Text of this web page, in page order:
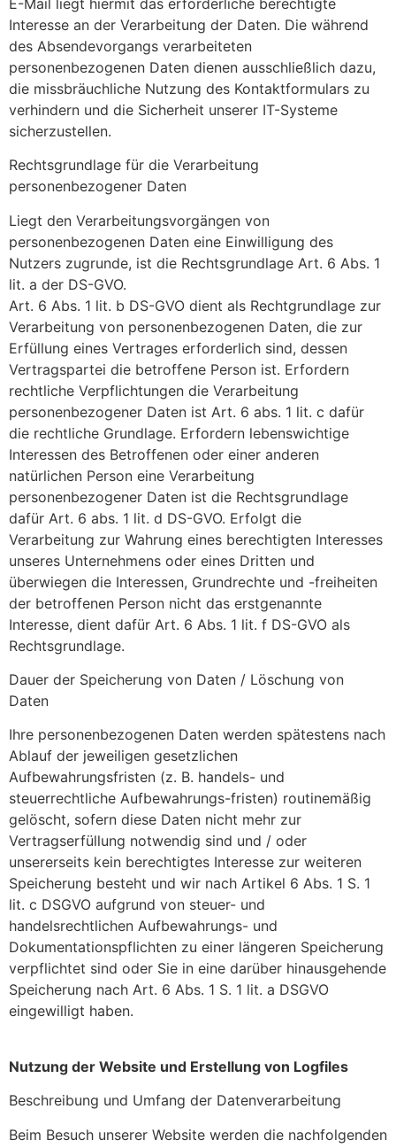
Interesse an der Verarbeitung der Daten. Die während
des Absendevorgangs verarbeiteten
personenbezogenen Daten dienen ausschließlich dazu,
die missbräuchliche Nutzung des Kontaktformulars zu
verhindern und die Sicherheit unserer IT-Systeme
sicherzustellen.
Rechtsgrundlage für die Verarbeitung
personenbezogener Daten
Liegt den Verarbeitungsvorgängen von
personenbezogenen Daten eine Einwilligung des
Nutzers zugrunde, ist die Rechtsgrundlage Art. 6 Abs. 1
lit. a der DS-GVO.
Art. 6 Abs. 1 lit. b DS-GVO dient als Rechtgrundlage zur
Verarbeitung von personenbezogenen Daten, die zur
Erfüllung eines Vertrages erforderlich sind, dessen
Vertragspartei die betroffene Person ist. Erfordern
rechtliche Verpflichtungen die Verarbeitung
personenbezogener Daten ist Art. 6 abs. 1 lit. c dafür
die rechtliche Grundlage. Erfordern lebenswichtige
Interessen des Betroffenen oder einer anderen
natürlichen Person eine Verarbeitung
personenbezogener Daten ist die Rechtsgrundlage
dafür Art. 6 abs. 1 lit. d DS-GVO. Erfolgt die
Verarbeitung zur Wahrung eines berechtigten Interesses
unseres Unternehmens oder eines Dritten und
überwiegen die Interessen, Grundrechte und -freiheiten
der betroffenen Person nicht das erstgenannte
Interesse, dient dafür Art. 6 Abs. 1 lit. f DS-GVO als
Rechtsgrundlage.
Dauer der Speicherung von Daten / Löschung von
Daten
Ihre personenbezogenen Daten werden spätestens nach
Ablauf der jeweiligen gesetzlichen
Aufbewahrungsfristen (z. B. handels- und
steuerrechtliche Aufbewahrungs-fristen) routinemäßig
gelöscht, sofern diese Daten nicht mehr zur
Vertragserfüllung notwendig sind und / oder
unsererseits kein berechtigtes Interesse zur weiteren
Speicherung besteht und wir nach Artikel 6 Abs. 1 S. 1
lit. c DSGVO aufgrund von steuer- und
handelsrechtlichen Aufbewahrungs- und
Dokumentationspflichten zu einer längeren Speicherung
verpflichtet sind oder Sie in eine darüber hinausgehende
Speicherung nach Art. 6 Abs. 1 S. 1 lit. a DSGVO
eingewilligt haben.
Nutzung der Website und Erstellung von Logfiles
Beschreibung und Umfang der Datenverarbeitung
Beim Besuch unserer Website werden die nachfolgenden